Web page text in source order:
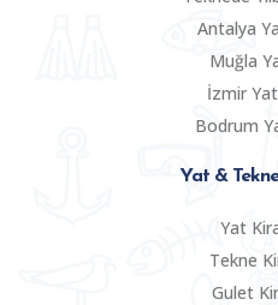
Antalya
Muğla
İzmir
Bodrum
Yat &
Yat
Tekne
Gulet